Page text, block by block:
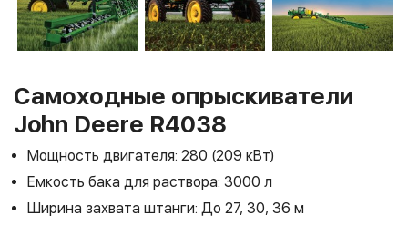
Самоходные опрыскиватели
John Deere R4038
Мощность двигателя: 280 (209 кВт)
Емкость бака для раствора: 3000 л
Ширина захвата штанги: До 27, 30, 36 м